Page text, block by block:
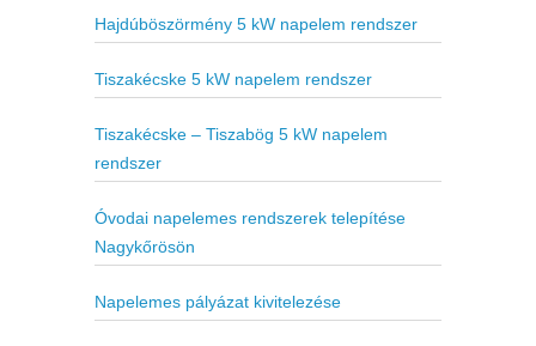
Hajdúböszörmény 5 kW napelem rendszer
Tiszakécske 5 kW napelem rendszer
Tiszakécske – Tiszabög 5 kW napelem
rendszer
Óvodai napelemes rendszerek telepítése
Nagykőrösön
Napelemes pályázat kivitelezése